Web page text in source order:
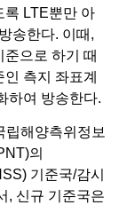
록 LTE뿐만 아
송한다. 이때,
으로 하기 때
측지 좌표계
하여 방송한다.
립해양측위정보
의
기준국/감시
, 신규 기준국은